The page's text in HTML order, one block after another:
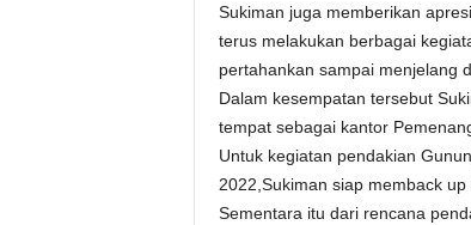
Sukiman juga memberikan
terus melakukan berbagai
pertahankan sampai menjelang
Dalam kesempatan tersebut
tempat sebagai kantor
Untuk kegiatan pendakian
2022,Sukiman siap memback
Sementara itu dari rencana